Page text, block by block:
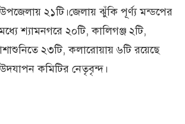
২১টি।জেলায় ঝুঁকি পূর্ণ্য মন্ডপের
শ্যামনগরে ২০টি, কালিগঞ্জ ২টি,
২৩টি, কলারোয়ায় ৬টি রয়েছে
কমিটির নেতৃবৃন্দ।